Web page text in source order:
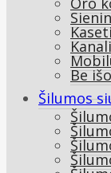
Be
Šilumos